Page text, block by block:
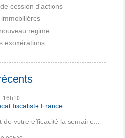
cession d'actions
regime
exonérations
16h10
fiscaliste France
votre efficacité la semaine...